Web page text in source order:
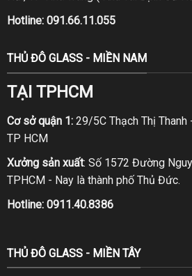
Hotline: 091.66.11.055
THỦ ĐÔ GLASS - MIỀN NAM
TẠI TPHCM
Cơ sở quận 1:29/5C Thạch Thị Thanh
TP HCM
Xưởng sản xuất: Số 1572 Đường
TPHCM - Nay là thành phố Thủ Đức.
Hotline: 0911.40.8386
THỦ ĐÔ GLASS - MIỀN TÂY